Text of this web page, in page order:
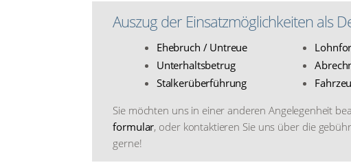
Aus­zug der Ein­satz­mög­lich­kei­ten als
Ehe­bruch / Untreue
Unter­halts­be­trug
Stal­ker­über­füh­rung
Sie möch­ten uns in einer ande­ren Ange­le­gen­heit
for­mu­lar, oder kon­tak­tie­ren Sie uns über die
ger­ne!